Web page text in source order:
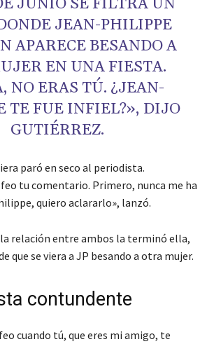
JUNIO SE FILTRA UN
JEAN-PHILIPPE
APARECE BESANDO A
EN UNA FIESTA.
NO ERAS TÚ. ¿JEAN-
TE FUE INFIEL?», DIJO
GUTIÉRREZ.
paró en seco al periodista.
tu comentario. Primero, nunca me ha
quiero aclararlo», lanzó.
la relación entre ambos la terminó ella,
que se viera a JP besando a otra mujer.
contundente
cuando tú, que eres mi amigo, te